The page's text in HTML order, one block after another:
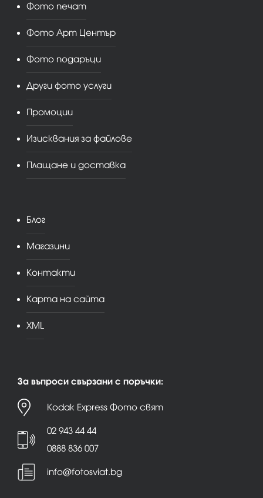
Фото печат
Фото Арт Център
Фото подаръци
Други фото услуги
Промоции
Изисквания за файлове
Плащане и доставка
Блог
Магазини
Контакти
Карта на сайта
XML
За въпроси свързани с поръчки:
Kodak Express Фото свят
02 943 44 44
0888 836 007
info@fotosviat.bg